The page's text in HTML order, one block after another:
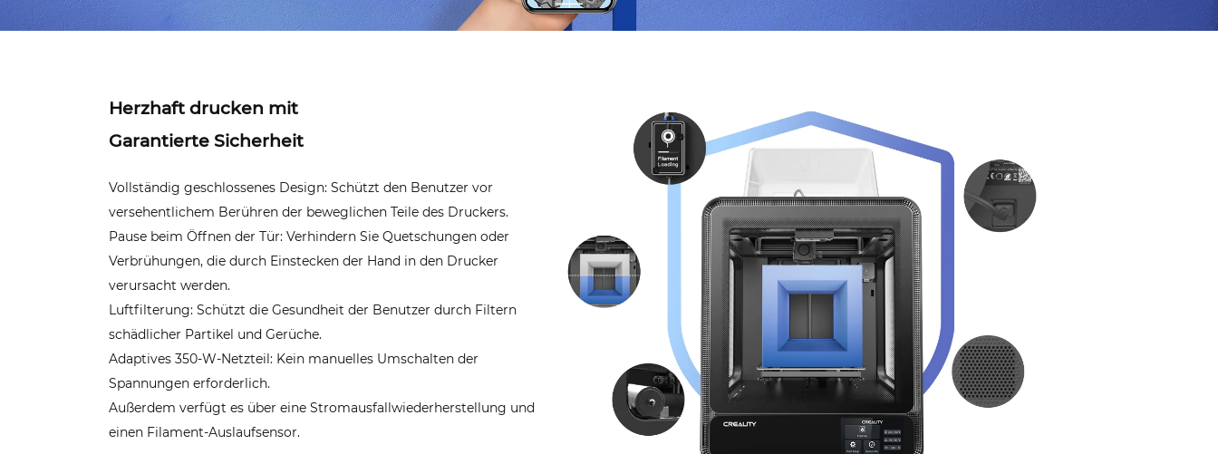
Herzhaft drucken mit
Garantierte Sicherheit
Vollständig geschlossenes Design: Schützt den Benutzer vor
versehentlichem Berühren der beweglichen Teile des Druckers.
Pause beim Öffnen der Tür: Verhindern Sie Quetschungen oder
Verbrühungen, die durch Einstecken der Hand in den Drucker
verursacht werden.
Luftfilterung: Schützt die Gesundheit der Benutzer durch Filtern
schädlicher Partikel und Gerüche.
Adaptives 350-W-Netzteil: Kein manuelles Umschalten der
Spannungen erforderlich.
Außerdem verfügt es über eine Stromausfallwiederherstellung und
einen Filament-Auslaufsensor.